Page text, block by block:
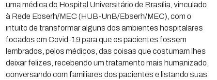
uma médica do Hospital Universitário de Brasília, vinculado
à Rede Ebserh/MEC (HUB-UnB/Ebserh/MEC), com o
intuito de transformar alguns dos ambientes hospitalares
focados em Covid-19 para que os pacientes fossem
lembrados, pelos médicos, das coisas que costumam lhes
deixar felizes, recebendo um tratamento mais humanizado,
conversando com familiares dos pacientes e listando suas